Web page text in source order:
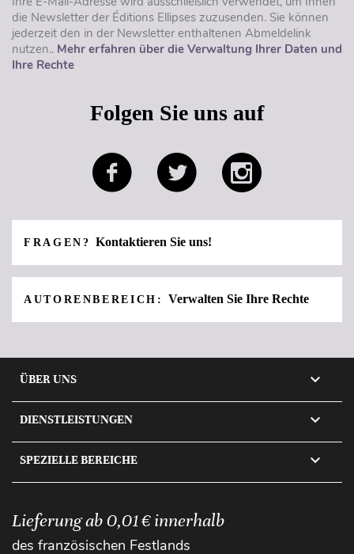
die Newsletter der Éditions Ellipses zuzusenden. Sie können
jederzeit den in der Newsletter enthaltenen Abmeldelink
nutzen.. Mehr erfahren über die Verwaltung Ihrer Daten und
Ihre Rechte
Folgen Sie uns auf
FRAGEN?Kontaktieren Sie uns!
AUTORENBEREICH: Verwalten Sie Ihre Rechte
ÜBER UNS 
DIENSTLEISTUNGEN 
SPEZIELLE BEREICHE 
Lieferung ab 0,01 € innerhalb
des französischen Festlands